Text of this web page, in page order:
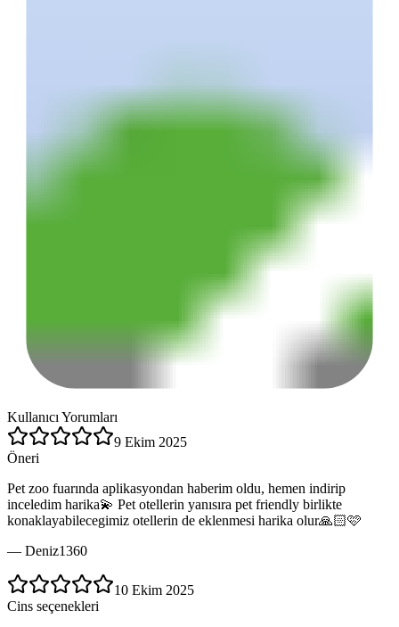
Kullanıcı Yorumları
9 Ekim 2025
Öneri
Pet zoo fuarında aplikasyondan haberim oldu, hemen indirip
inceledim harika💫 Pet otellerin yanısıra pet friendly birlikte
konaklayabilecegimiz otellerin de eklenmesi harika olur🙏🏻🩷
— Deniz1360
10 Ekim 2025
Cins seçenekleri